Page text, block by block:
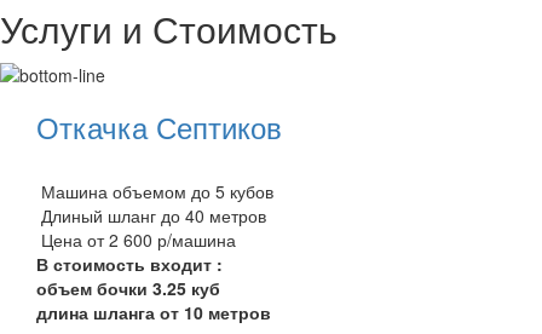
Услуги и Стоимость
Откачка Септиков
Машина объемом до 5 кубов
Длиный шланг до 40 метров
Цена от 2 600 р/машина
В стоимость входит :
объем бочки 3.25 куб
длина шланга от 10 метров